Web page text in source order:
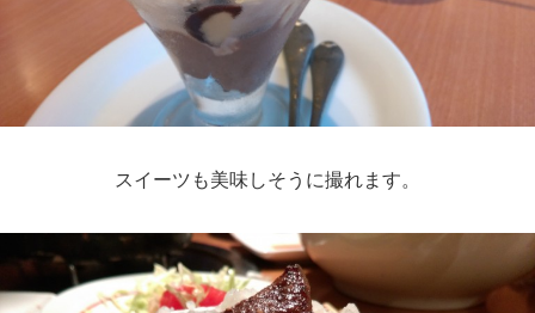
スイーツも美味しそうに撮れます。